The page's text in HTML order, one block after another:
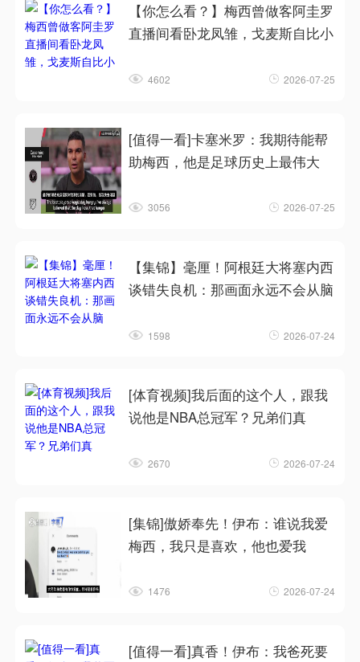
【你怎么看？】梅西曾做客阿圭罗
直播间看卧龙凤雏，戈麦斯自比小
4602 2026-07-25
[值得一看]卡塞米罗：我期待能帮
助梅西，他是足球历史上最伟大
3056 2026-07-25
【集锦】毫厘！阿根廷大将塞内西
谈错失良机：那画面永远不会从脑
1598 2026-07-24
[体育视频]我后面的这个人，跟我
说他是NBA总冠军？兄弟们真
2670 2026-07-24
[集锦]傲娇奉先！伊布：谁说我爱
梅西，我只是喜欢，他也爱我
1476 2026-07-24
[值得一看]真香！伊布：我爸死要